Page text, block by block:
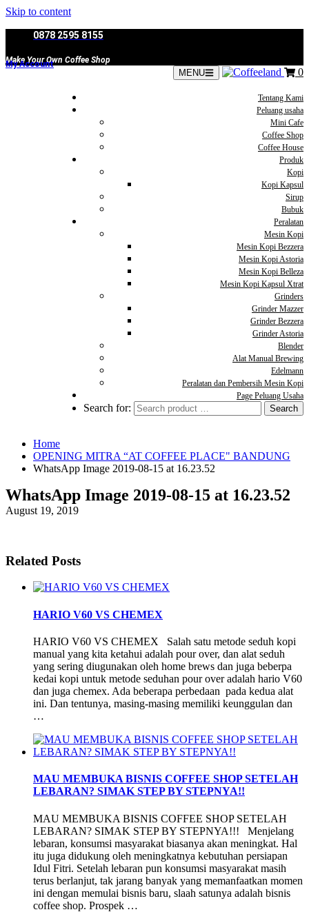
Skip to content
0878 2595 8155
Make Your Own Coffee Shop
My Account
MENU 0
Tentang Kami
Peluang usaha
Mini Cafe
Coffee Shop
Coffee House
Produk
Kopi
Kopi Kapsul
Sirup
Bubuk
Peralatan
Mesin Kopi
Mesin Kopi Bezzera
Mesin Kopi Astoria
Mesin Kopi Belleza
Mesin Kopi Kapsul Xtrat
Grinders
Grinder Mazzer
Grinder Bezzera
Grinder Astoria
Blender
Alat Manual Brewing
Edelmann
Peralatan dan Pembersih Mesin Kopi
Page Peluang Usaha
Search for:
Home
OPENING MITRA “AT COFFEE PLACE" BANDUNG
WhatsApp Image 2019-08-15 at 16.23.52
WhatsApp Image 2019-08-15 at 16.23.52
August 19, 2019
Related Posts
HARIO V60 VS CHEMEX
HARIO V60 VS CHEMEX Salah satu metode seduh kopi
manual yang kita ketahui adalah pour over, dan alat seduh
yang sering diugunakan oleh home brews dan juga beberpa
kedai kopi untuk metode seduhan pour over adalah hario V60
dan juga chemex. Ada beberapa perbedaan pada kedua alat
ini. Dan tentunya, masing-masing memiliki keunggulan dan
…
MAU MEMBUKA BISNIS COFFEE SHOP SETELAH
LEBARAN? SIMAK STEP BY STEPNYA!!
MAU MEMBUKA BISNIS COFFEE SHOP SETELAH
LEBARAN? SIMAK STEP BY STEPNYA!!! Menjelang
lebaran, konsumsi masyarakat biasanya akan meningkat. Hal
itu juga didukung oleh meningkatnya kebutuhan persiapan
Idul Fitri. Setelah lebaran pun konsumsi masyarakat masih
terus berlanjut, tak jarang banyak yang memanfaatkan momen
ini dengan memulai bisnis baru, slaah satunya adalah bisnis
coffee shop. Prospek …